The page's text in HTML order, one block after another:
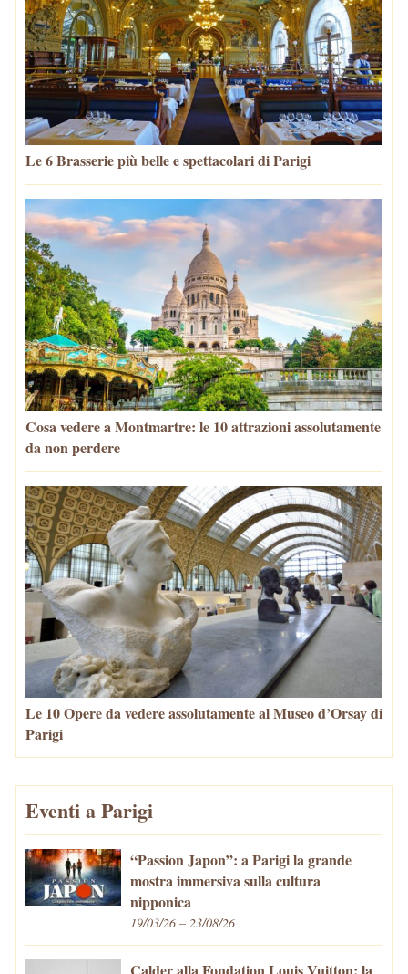
Le 6 Brasserie più belle e spettacolari di Parigi
Cosa vedere a Montmartre: le 10 attrazioni assolutamente
da non perdere
Le 10 Opere da vedere assolutamente al Museo d’Orsay di
Parigi
Eventi a Parigi
“Passion Japon”: a Parigi la grande
mostra immersiva sulla cultura
nipponica
19/03/26 – 23/08/26